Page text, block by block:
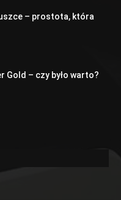
– prostota, która
Gold – czy było warto?